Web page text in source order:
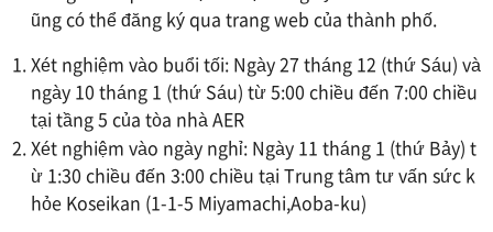
ũng có thể đăng ký qua trang web của thành phố.
Xét nghiệm vào buổi tối: Ngày 27 tháng 12 (thứ Sáu) và
ngày 10 tháng 1 (thứ Sáu) từ 5:00 chiều đến 7:00 chiều
tại tầng 5 của tòa nhà AER
Xét nghiệm vào ngày nghỉ: Ngày 11 tháng 1 (thứ Bảy) t
ừ 1:30 chiều đến 3:00 chiều tại Trung tâm tư vấn sức k
hỏe Koseikan (1-1-5 Miyamachi,Aoba-ku)